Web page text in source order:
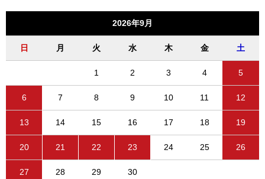
2026年9月
日 月 火 水 木 金 土
1 2 3 4 5
6 7 8 9 10 11 12
13 14 15 16 17 18 19
20 21 22 23 24 25 26
27 28 29 30